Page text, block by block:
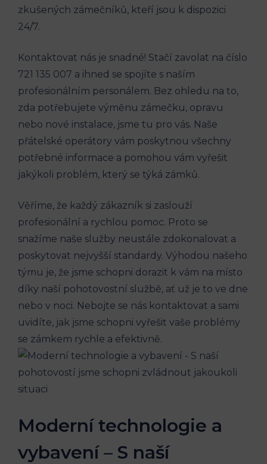
zkušených zámečníků, kteří jsou k dispozici
24/7.
Kontaktovat nás je snadné! Stačí zavolat na číslo
721 135 007 a ihned se spojíte s naším
profesionálním personálem. Bez ohledu na to,
zda potřebujete výměnu zámečku, opravu
nebo nové instalace, jsme tu pro vás. Naše
přátelské operátory vám poskytnou všechny
potřebné informace a pomohou vám vyřešit
jakýkoli problém, který se týká zámků.
Věříme, že každý zákazník si zaslouží
profesionální a rychlou pomoc. Proto se
snažíme naše služby neustále zdokonalovat a
poskytovat nejvyšší standardy. Výhodou našeho
týmu je, že jsme schopni dorazit k vám na místo
díky naší pohotovostní službě, ať už je to ve dne
nebo v noci. Nebojte se nás kontaktovat a sami
uvidíte, jak jsme schopni vyřešit vaše problémy
se zámkem rychle a efektivně.
Moderní technologie a
vybavení – S naší